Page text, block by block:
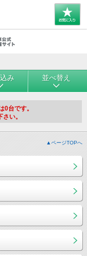
み 並べ替え
0台です。
い。
▲ページTOPへ